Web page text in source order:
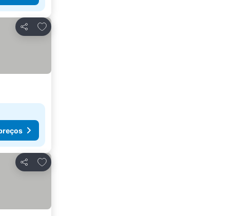
Partilhar
Adicionar aos favoritos
Partilhar
Adicionar aos favoritos